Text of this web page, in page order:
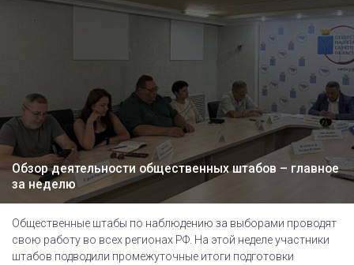
Обзор деятельности общественных штабов – главное
за неделю
Общественные штабы по наблюдению за выборами проводят
свою работу во всех регионах РФ. На этой неделе участники
штабов подводили промежуточные итоги подготовки